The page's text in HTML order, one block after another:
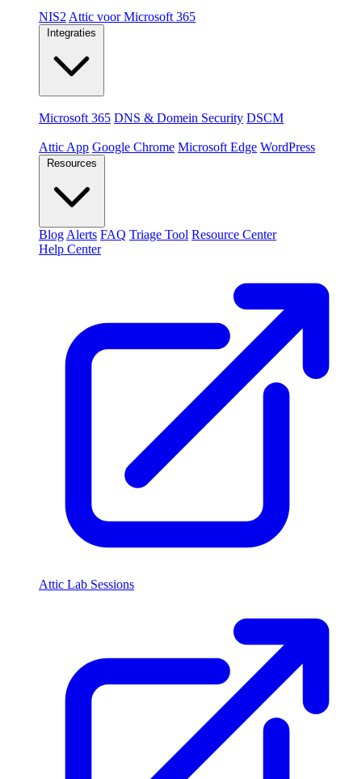
NIS2 Attic voor Microsoft 365
Microsoft 365 DNS & Domein Security DSCM
Attic App Google Chrome Microsoft Edge WordPress
Blog Alerts FAQ Triage Tool Resource Center
Help Center
Attic Lab Sessions